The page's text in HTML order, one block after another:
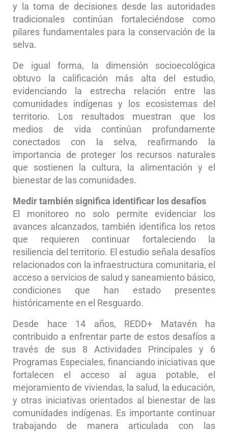
y la toma de decisiones desde las autoridades
tradicionales continúan fortaleciéndose como
pilares fundamentales para la conservación de la
selva.
De igual forma, la dimensión socioecológica
obtuvo la calificación más alta del estudio,
evidenciando la estrecha relación entre las
comunidades indígenas y los ecosistemas del
territorio. Los resultados muestran que los
medios de vida continúan profundamente
conectados con la selva, reafirmando la
importancia de proteger los recursos naturales
que sostienen la cultura, la alimentación y el
bienestar de las comunidades.
Medir también significa identificar los desafíos
El monitoreo no solo permite evidenciar los
avances alcanzados, también identifica los retos
que requieren continuar fortaleciendo la
resiliencia del territorio. El estudio señala desafíos
relacionados con la infraestructura comunitaria, el
acceso a servicios de salud y saneamiento básico,
condiciones que han estado presentes
históricamente en el Resguardo.
Desde hace 14 años, REDD+ Matavén ha
contribuido a enfrentar parte de estos desafíos a
través de sus 8 Actividades Principales y 6
Programas Especiales, financiando iniciativas que
fortalecen el acceso al agua potable, el
mejoramiento de viviendas, la salud, la educación,
y otras iniciativas orientados al bienestar de las
comunidades indígenas. Es importante continuar
trabajando de manera articulada con las